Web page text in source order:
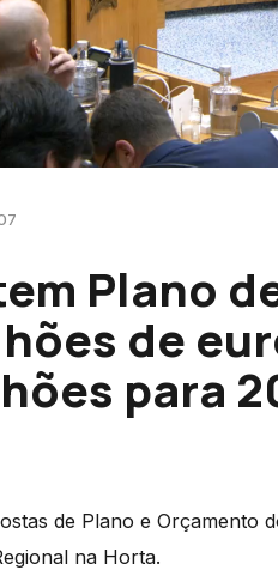
Plano
de
para
de Plano e Orçamento
na Horta.